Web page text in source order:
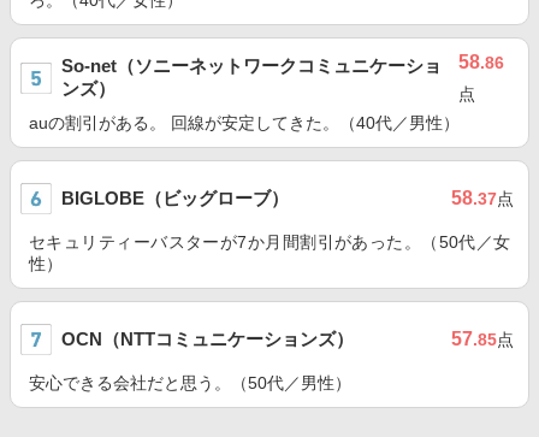
So-net（ソニーネットワークコミュニケーショ
ンズ）
58.86
点
auの割引がある。 回線が安定してきた。（40代／男性）
BIGLOBE（ビッグローブ） 58.37点
セキュリティーバスターが7か月間割引があった。（50代／女
性）
OCN（NTTコミュニケーションズ） 57.85点
安心できる会社だと思う。（50代／男性）